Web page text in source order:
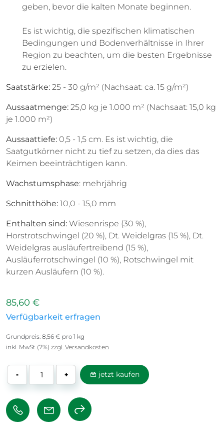
geben, bevor die kalten Monate beginnen.
Es ist wichtig, die spezifischen klimatischen
Bedingungen und Bodenverhältnisse in Ihrer
Region zu beachten, um die besten Ergebnisse
zu erzielen.
Saatstärke: 25 - 30 g/m² (Nachsaat: ca. 15 g/m²)
Aussaatmenge: 25,0 kg je 1.000 m² (Nachsaat: 15,0 kg
je 1.000 m²)
Aussaattiefe: 0,5 - 1,5 cm. Es ist wichtig, die
Saatgutkörner nicht zu tief zu setzen, da dies das
Keimen beeinträchtigen kann.
Wachstumsphase: mehrjährig
Schnitthöhe: 10,0 - 15,0 mm
Enthalten sind: Wiesenrispe (30 %),
Horstrotschwingel (20 %), Dt. Weidelgras (15 %), Dt.
Weidelgras ausläufertreibend (15 %),
Ausläuferrotschwingel (10 %), Rotschwingel mit
kurzen Ausläufern (10 %).
85,60 €
Verfügbarkeit erfragen
Grundpreis: 8,56 € pro 1 kg
inkl. MwSt (7%) zzgl. Versandkosten
- + jetzt kaufen